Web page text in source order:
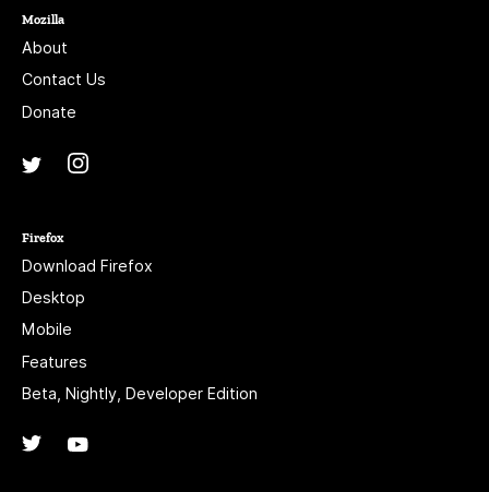
Mozilla
About
Contact Us
Donate
Twitter
Firefox
Download Firefox
Desktop
Mobile
Features
Beta, Nightly, Developer Edition
Twitter